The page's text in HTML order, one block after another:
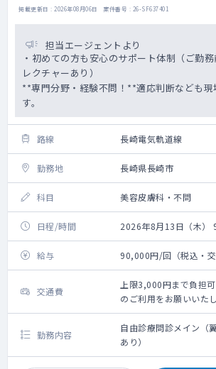
掲載更新日 : 2026年08月06日 案件番号 : 26-SF637401
担当エージェントより
・初めての方も安心のサポート体制（ご勤
レクチャーあり）
**専門分野・経験不問！**適応判断なども現
す。
路線 長崎電気軌道線
勤務地 長崎県長崎市
科目 美容皮膚科・不問
日程/時間 2026年8月13日（木）
給与 90,000円/回（税込・交
交通費
上限3,000円まで負担
のご利用をお願いいた
クシー利用要相談
勤務内容
自由診療問診メイン（
あり）